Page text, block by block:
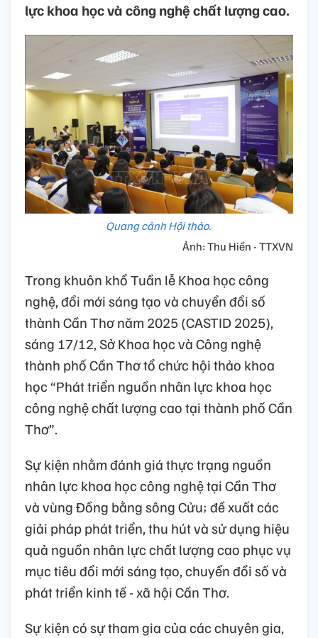
lực khoa học và công nghệ chất lượng cao.
Quang cảnh Hội thảo.
Ảnh: Thu Hiền - TTXVN
Trong khuôn khổ Tuần lễ Khoa học công
nghệ, đổi mới sáng tạo và chuyển đổi số
thành Cần Thơ năm 2025 (CASTID 2025),
sáng 17/12, Sở Khoa học và Công nghệ
thành phố Cần Thơ tổ chức hội thảo khoa
học “Phát triển nguồn nhân lực khoa học
công nghệ chất lượng cao tại thành phố Cần
Thơ”.
Sự kiện nhằm đánh giá thực trạng nguồn
nhân lực khoa học công nghệ tại Cần Thơ
và vùng Đồng bằng sông Cửu; đề xuất các
giải pháp phát triển, thu hút và sử dụng hiệu
quả nguồn nhân lực chất lượng cao phục vụ
mục tiêu đổi mới sáng tạo, chuyển đổi số và
phát triển kinh tế - xã hội Cần Thơ.
Sự kiện có sự tham gia của các chuyên gia,